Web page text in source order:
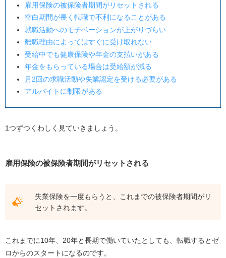
雇用保険の被保険者期間がリセットされる
空白期間が長く転職で不利になることがある
就職活動へのモチベーションが上がりづらい
離職理由によってはすぐに受け取れない
受給中でも健康保険や年金の支払いがある
年金をもらっている場合は受給額が減る
月2回の求職活動や失業認定を受ける必要がある
アルバイトに制限がある
1つずつくわしく見ていきましょう。
雇用保険の被保険者期間がリセットされる
失業保険を一度もらうと、これまでの被保険者期間がリ
セットされます。
これまでに10年、20年と長期で働いていたとしても、転職するとゼ
ロからのスタートになるのです。